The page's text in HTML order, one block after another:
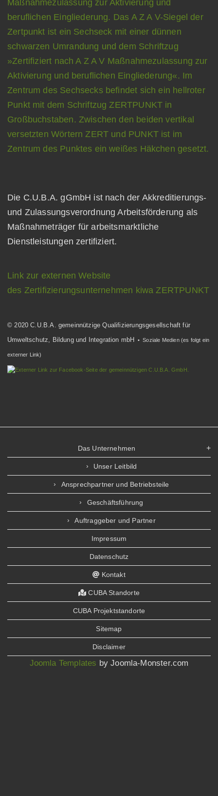
Die C.U.B.A. gGmbH ist nach der Akkreditierungs-
und Zulassungsverordnung Arbeitsförderung als
Maßnahmeträger für arbeitsmarktliche
Dienstleistungen zertifiziert.
Link zur externen Website
des Zertifizierungsunternehmen kiwa ZERTPUNKT
© 2020 C.U.B.A. gemeinnützige Qualifizierungsgesellschaft für
Umweltschutz, Bildung und Integration mbH
• Soziale Medien (es folgt ein
externer Link)
Das Unternehmen
Unser Leitbild
Ansprechpartner und Betriebsteile
Geschäftsführung
Auftraggeber und Partner
Impressum
Datenschutz
Kontakt
CUBA Standorte
CUBA Projektstandorte
Sitemap
Disclaimer
Joomla Templates by Joomla-Monster.com